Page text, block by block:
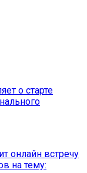
о старте
онлайн встречу
на тему: